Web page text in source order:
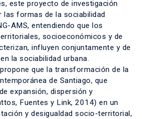
este proyecto de investigación
las formas de la sociabilidad
AMS, entendiendo que los
socioeconómicos y de
influyen conjuntamente y de
la sociabilidad urbana.
que la transformación de la
de Santiago, que
expansión, dispersión y
Fuentes y Link, 2014) en un
y desigualdad socio-territorial,